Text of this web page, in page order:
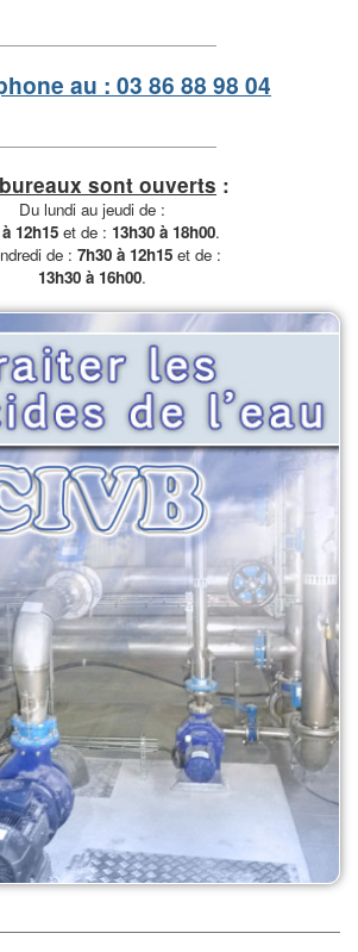
au : 03 86 88 98 04
sont ouverts :
Du lundi au jeudi de :
12h15 et de : 13h30 à 18h00.
de : 7h30 à 12h15 et de :
13h30 à 16h00.